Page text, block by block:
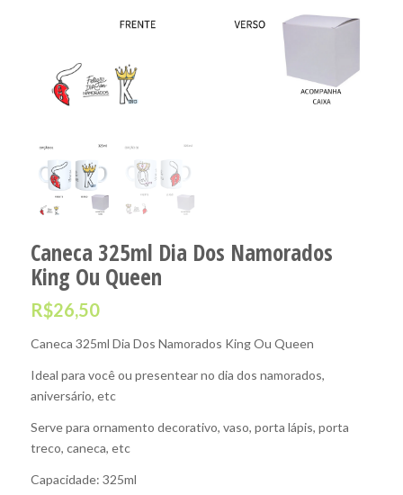
Caneca 325ml Dia Dos Namorados
King Ou Queen
R$26,50
Caneca 325ml Dia Dos Namorados King Ou Queen
Ideal para você ou presentear no dia dos namorados,
aniversário, etc
Serve para ornamento decorativo, vaso, porta lápis, porta
treco, caneca, etc
Capacidade: 325ml